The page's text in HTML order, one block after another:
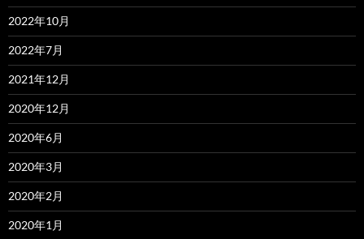
2022年10月
2022年7月
2021年12月
2020年12月
2020年6月
2020年3月
2020年2月
2020年1月